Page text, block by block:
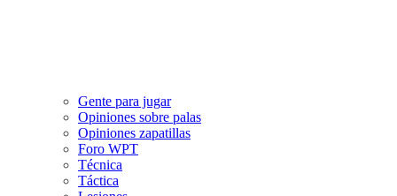
Gente para jugar
Opiniones sobre palas
Opiniones zapatillas
Foro WPT
Técnica
Táctica